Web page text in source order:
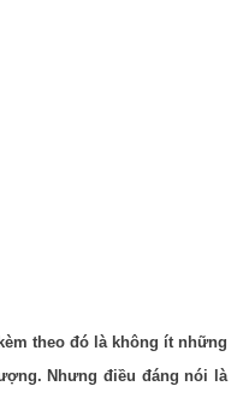
theo đó là không ít những
Nhưng điều đáng nói là